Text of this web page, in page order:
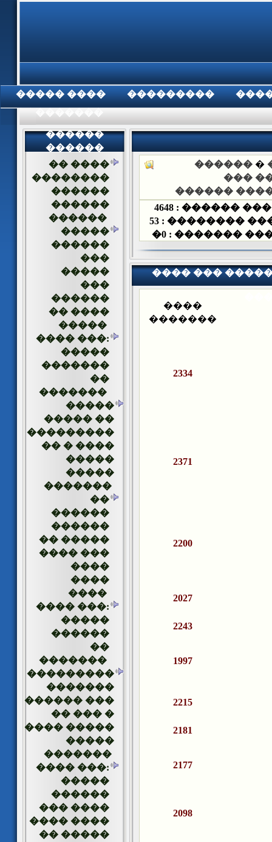
���� ����� ���������
������
������
�� ����
��������
������
������
������
�����
������
���
�����
���
������
�� ����
�����
���� ���:
�����
�������
��
�������
�����
����� ��
���������
�� � ����
�����
�����
�������
��
������
������
�� �����
���� ���
����
����
����
���� ���:
�����
������
��
�������
���������
�������
������ ���
�� ��� �
���� �����
�����
�������
���� ���:
�����
������
��� ����
���� ����
�� �����
�
������
����
�������
��� ������ :
4648
��� ��������
53
��� �������
0
�
���� ���
����
�������
2334
2371
2200
2027
2243
1997
2215
2181
2177
2098